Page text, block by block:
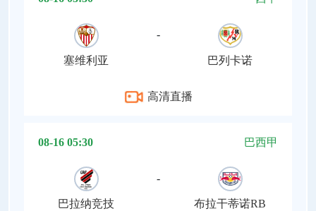
塞维利亚
-
巴列卡诺
高清直播
08-16 05:30 巴西甲
巴拉纳竞技
-
布拉干蒂诺RB